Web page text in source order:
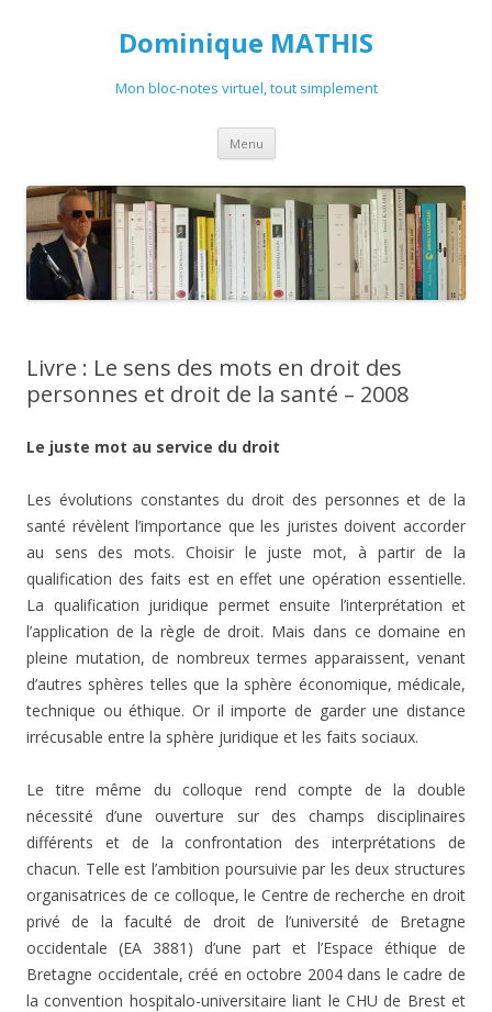
Dominique MATHIS
Mon bloc-notes virtuel, tout simplement
Menu Aller
contenu
Livre : Le sens des mots en droit des
personnes et droit de la santé – 2008
Le juste mot au service du droit
Les évolutions constantes du droit des personnes et de la
santé révèlent l’importance que les juristes doivent accorder
au sens des mots. Choisir le juste mot, à partir de la
qualification des faits est en effet une opération essentielle.
La qualification juridique permet ensuite l’interprétation et
l’application de la règle de droit. Mais dans ce domaine en
pleine mutation, de nombreux termes apparaissent, venant
d’autres sphères telles que la sphère économique, médicale,
technique ou éthique. Or il importe de garder une distance
irrécusable entre la sphère juridique et les faits sociaux.
Le titre même du colloque rend compte de la double
nécessité d’une ouverture sur des champs disciplinaires
différents et de la confrontation des interprétations de
chacun. Telle est l’ambition poursuivie par les deux structures
organisatrices de ce colloque, le Centre de recherche en droit
privé de la faculté de droit de l’université de Bretagne
occidentale (EA 3881) d’une part et l’Espace éthique de
Bretagne occidentale, créé en octobre 2004 dans le cadre de
la convention hospitalo-universitaire liant le CHU de Brest et